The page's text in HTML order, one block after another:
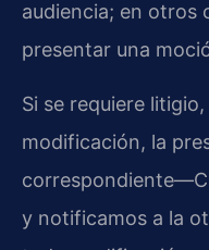
audiencia; en otros
presentar una
Si se requiere
modificación, la
y notificamos a la